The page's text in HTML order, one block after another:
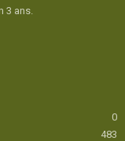
3 ans.
0
483